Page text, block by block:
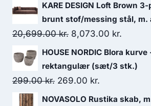
KARE DESIGN Loft Brown
brunt stof/messing stål, m.
20,699.00kr. 8,073.00 kr.
HOUSE NORDIC Blora
rektangulær (sæt/3 stk.)
299.00kr. 269.00 kr.
NOVASOLO Rustika skab,